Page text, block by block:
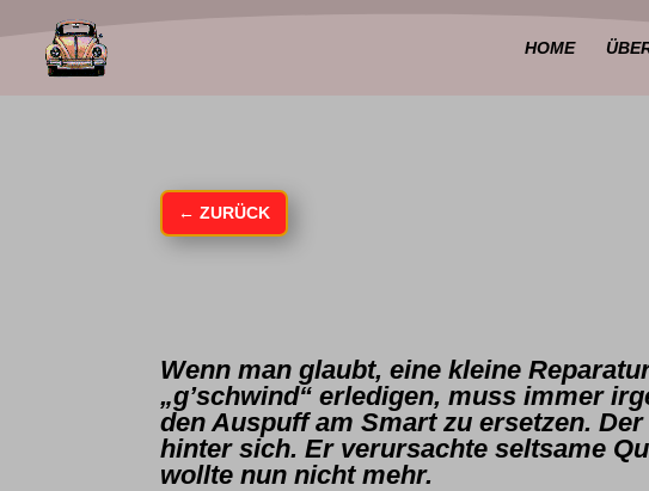
HOME
←ZURÜCK
Wenn man glaubt, eine kleine
„g’schwind“ erledigen, muss immer
den Auspuff am Smart zu ersetzen.
hinter sich. Er verursachte seltsame
wollte nun nicht mehr.